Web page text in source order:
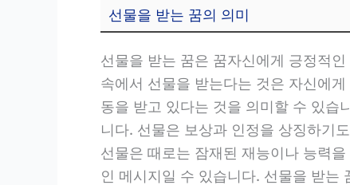
선물을 받는 꿈의 의미
선물을 받는 꿈은 꿈자신에게 긍정적
속에서 선물을 받는다는 것은 자신에
동을 받고 있다는 것을 의미할 수 있습
니다. 선물은 보상과 인정을 상징하기
선물은 때로는 잠재된 재능이나 능력
인 메시지일 수 있습니다. 선물을 받는